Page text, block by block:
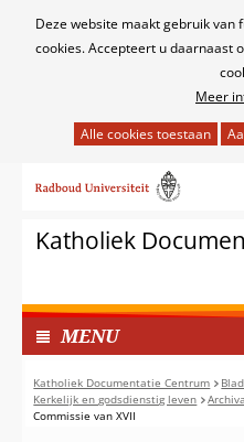
Cookies
Deze website maakt gebruik van
cookies. Accepteert u daarnaast
Meer
het
van
cookies
deze
website
worden
toegestaan
of
geweigerd.
naar
inhoudKatholiek
MENUI
N
G
E
K
Katholiek Documentatie Centrum
Kerkelijk en godsdienstig leven
Commissie van XVII